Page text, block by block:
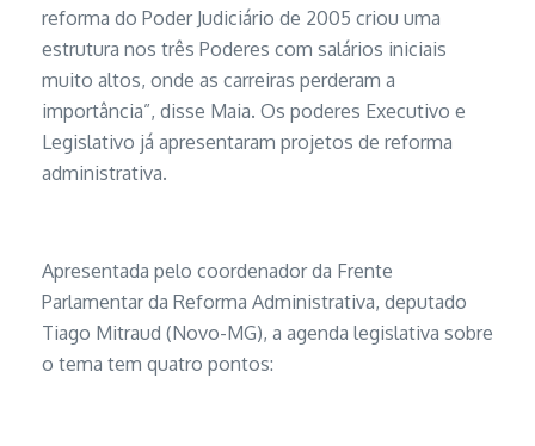
reforma do Poder Judiciário de 2005 criou uma
estrutura nos três Poderes com salários iniciais
muito altos, onde as carreiras perderam a
importância”, disse Maia. Os poderes Executivo e
Legislativo já apresentaram projetos de reforma
administrativa.
Apresentada pelo coordenador da Frente
Parlamentar da Reforma Administrativa, deputado
Tiago Mitraud (Novo-MG), a agenda legislativa sobre
o tema tem quatro pontos: